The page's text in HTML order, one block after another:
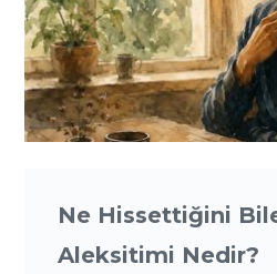
Ne Hissettiğini
Aleksitimi Nedir?